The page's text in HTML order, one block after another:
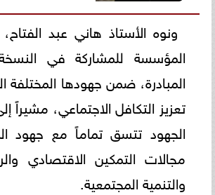
ونوه الأستاذ هاني عبد
المؤسسة للمشاركة في
المبادرة، ضمن جهودها
تعزيز التكافل الاجتماعي،
الجهود تتسق تماماً مع جهود
مجالات التمكين الاقتصادي
والتنمية المجتمعية.